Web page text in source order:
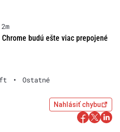
2m
budú ešte viac prepojené
• Ostatné
Nahlásiť chybu